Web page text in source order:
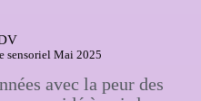
sensoriel Mai 2025
avec la peur des